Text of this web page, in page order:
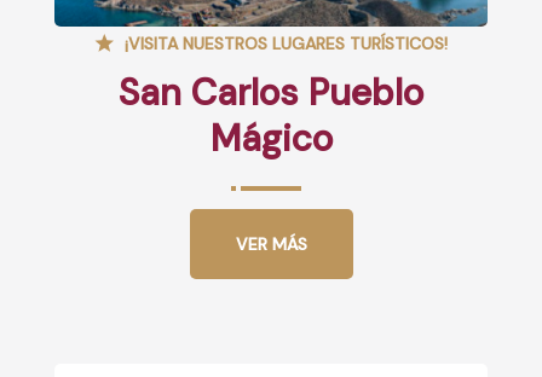
¡VISITA NUESTROS LUGARES TURÍSTICOS!
San Carlos Pueblo
Mágico
VER MÁS